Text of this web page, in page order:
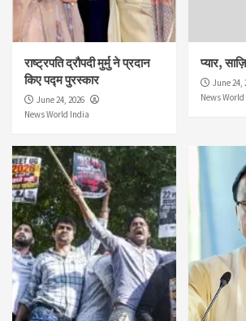
राष्ट्रपति द्रौपदी मुर्मु ने प्रदान
किए पद्म पुरस्कार
June 24, 2026
News World India
प्यार,
June 24,
News